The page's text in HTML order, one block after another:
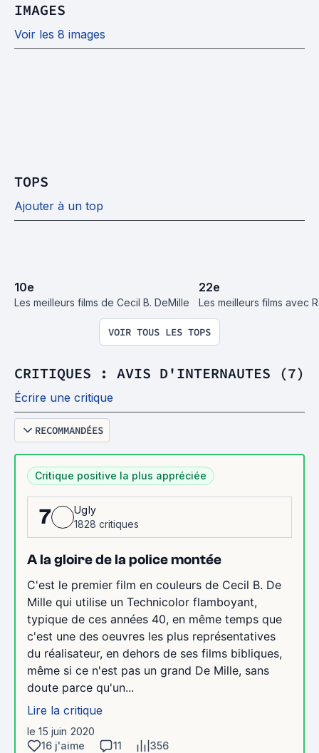
IMAGES
Voir les 8 images
TOPS
Ajouter à un top
10e
Les meilleurs films de Cecil B. DeMille
22e
Les meilleurs films avec
VOIR TOUS LES TOPS
CRITIQUES : AVIS D'INTERNAUTES (7)
Écrire une critique
RECOMMANDÉES
Critique positive la plus appréciée
7
Ugly
1828 critiques
A la gloire de la police montée
C'est le premier film en couleurs de Cecil B. De
Mille qui utilise un Technicolor flamboyant,
typique de ces années 40, en même temps que
c'est une des oeuvres les plus représentatives
du réalisateur, en dehors de ses films bibliques,
même si ce n'est pas un grand De Mille, sans
doute parce qu'un...
Lire la critique
le 15 juin 2020
16 j'aime
11 356